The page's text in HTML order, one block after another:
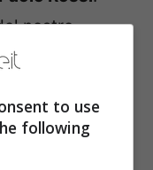
nostro
dopo
nel 1982 e
64 anni ma
causa della
to use
following